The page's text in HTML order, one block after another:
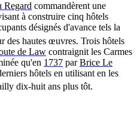
Regard commandèrent une
à construire cinq hôtels
désignés d'avance tels la
des hautes œuvres. Trois hôtels
de Law contraignit les Carmes
qu'en 1737 parBrice Le
hôtels en utilisant en les
dix-huit ans plus tôt.